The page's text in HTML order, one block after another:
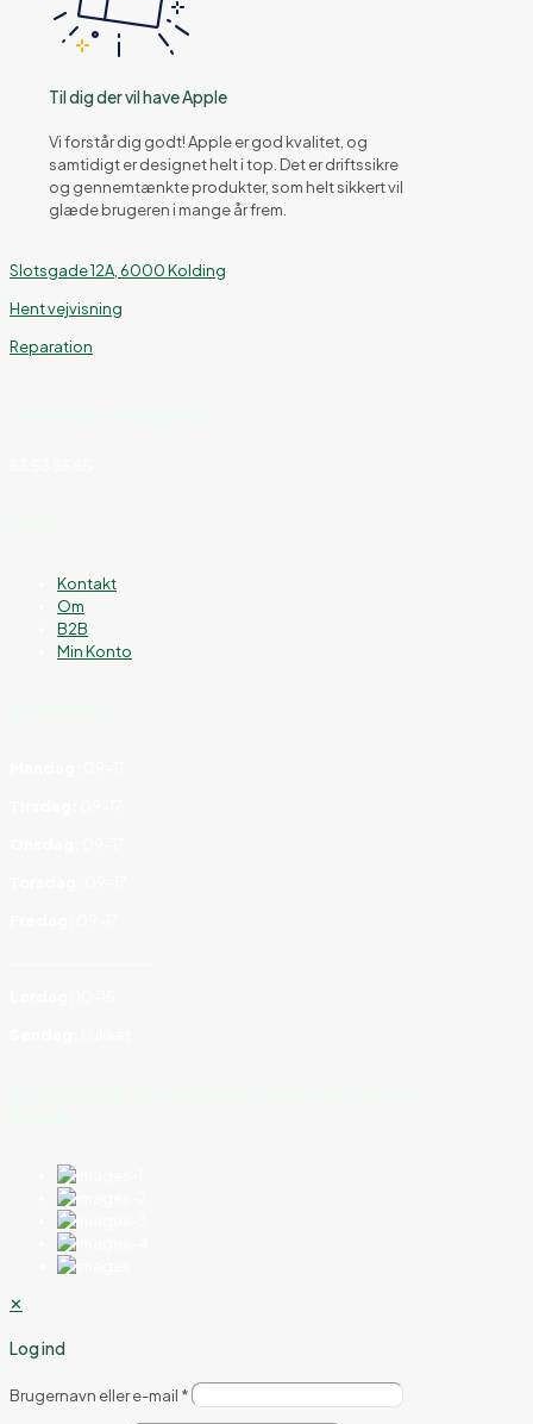
Til dig der vil have Apple
Vi forstår dig godt! Apple er god kvalitet, og
samtidigt er designet helt i top. Det er driftssikre
og gennemtænkte produkter, som helt sikkert vil
glæde brugeren i mange år frem.
Slotsgade 12A, 6000 Kolding
Hent vejvisning
Reparation
Kontakt
Om
B2B
Min Konto
✕
Log ind
Brugernavn eller e-mail *